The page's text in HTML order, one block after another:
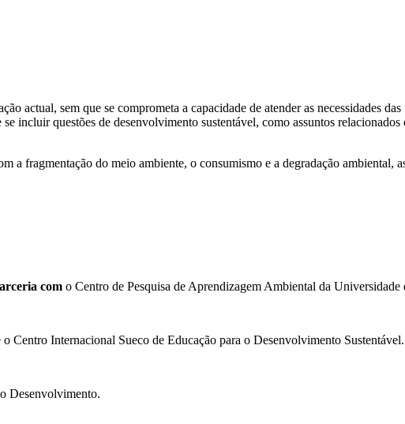
actual, sem que se comprometa a capacidade de atender as necessidades das
incluir questões de desenvolvimento sustentável, como assuntos
a fragmentação do meio ambiente, o consumismo e a degradação ambiental,
com o Centro de Pesquisa de Aprendizagem Ambiental da Universidade
Centro Internacional Sueco de Educação para o Desenvolvimento Sustentável.
Desenvolvimento.